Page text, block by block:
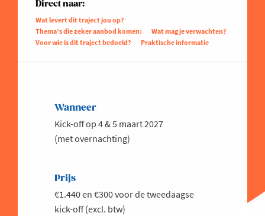
Direct naar:
Wat levert dit traject jou op?
Thema’s die zeker aanbod komen:
Wat mag je verwachten?
Voor wie is dit traject bedoeld?
Praktische informatie
Wanneer
Kick-off op 4 & 5 maart 2027
(met overnachting)
Prijs
€1.440 en €300 voor de tweedaagse
kick-off (excl. btw)